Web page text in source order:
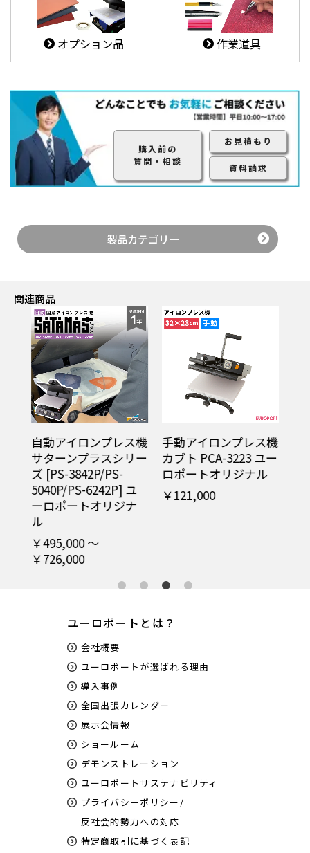
オプション品 作業道具
購入前の
質問・相談
お見積もり
資料請求
製品カテゴリー
関連商品
自動アイロンプレス機
サターンプラスシリー
ズ [PS-3842P/PS-
5040P/PS-6242P] ユ
ーロポートオリジナ
ル
￥495,000 ～
￥726,000
手動アイロンプレス機
カブト PCA-3223 ユー
ロポートオリジナル
￥121,000
ユーロポートとは？
会社概要
ユーロポートが選ばれる理由
導入事例
全国出張カレンダー
展示会情報
ショールーム
デモンストレーション
ユーロポートサステナビリティ
プライバシーポリシー/
反社会的勢力への対応
特定商取引に基づく表記